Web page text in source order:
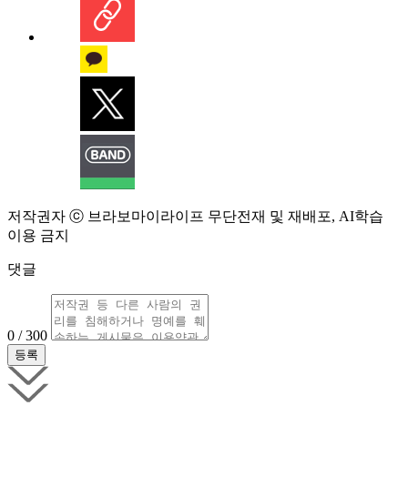
저작권자 ⓒ 브라보마이라이프 무단전재 및 재배포, AI학습
이용 금지
댓글
0 / 300